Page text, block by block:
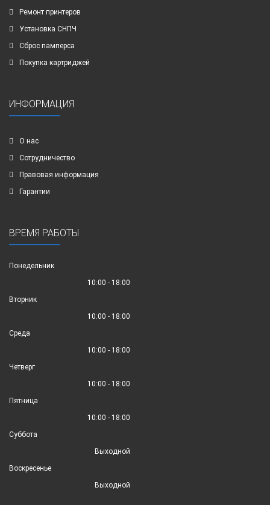
Ремонт принтеров
Установка СНПЧ
Сброс памперса
Покупка картриджей
ИНФОРМАЦИЯ
О нас
Сотрудничество
Правовая информация
Гарантии
ВРЕМЯ РАБОТЫ
Понедельник
10:00 - 18:00
Вторник
10:00 - 18:00
Среда
10:00 - 18:00
Четверг
10:00 - 18:00
Пятница
10:00 - 18:00
Суббота
Выходной
Воскресенье
Выходной